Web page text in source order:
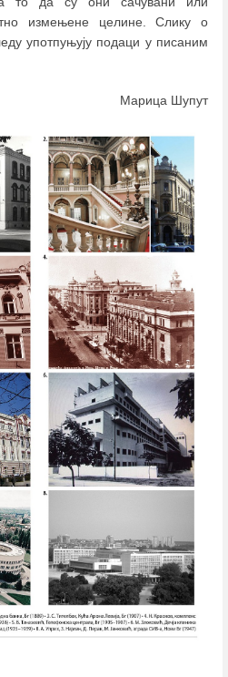
измењене целине. Слику о
употпуњују подаци у писаним
Марица Шупут